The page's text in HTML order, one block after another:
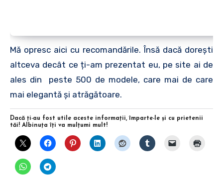
Mă opresc aici cu recomandările. Însă dacă dorești
altceva decât ce ți-am prezentat eu, pe site ai de
ales din peste 500 de modele, care mai de care
mai elegantă și atrăgătoare.
Dacă ţi-au fost utile aceste informaţii, împarte-le şi cu prietenii
tăi! Albinuţa îţi va mulţumi mult!